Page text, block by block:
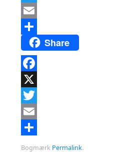
Twitter
Email
Del
Share
Facebook
X
Twitter
Email
Del
Bogmærk Permalink.